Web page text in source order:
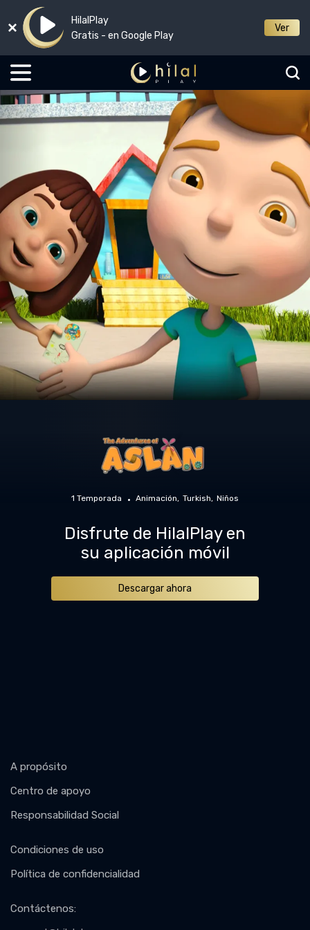
HilalPlay
Gratis - en Google Play
Ver
1 Temporada Animación Turkish Niños
Disfrute de HilalPlay en
su aplicación móvil
Descargar ahora
A propósito
Centro de apoyo
Responsabilidad Social
Condiciones de uso
Política de confidencialidad
Contáctenos: